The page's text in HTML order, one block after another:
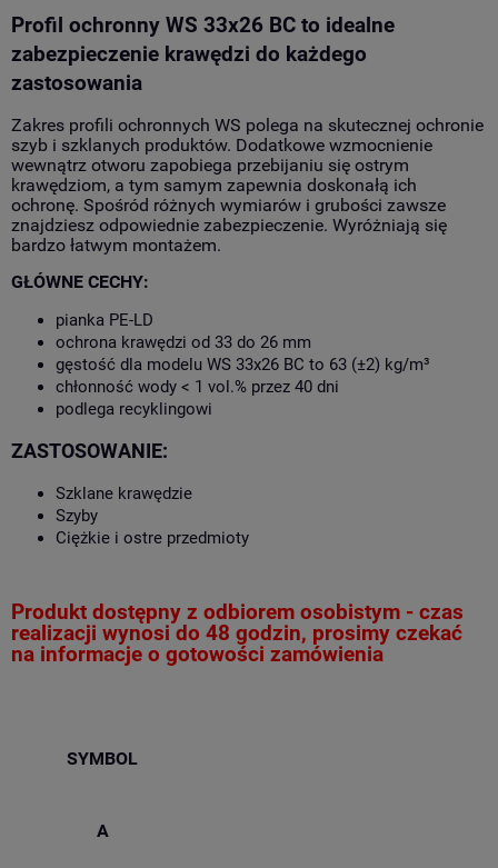
Profil ochronny WS 33x26 BC to idealne
zabezpieczenie krawędzi do każdego
zastosowania
Zakres profili ochronnych WS polega na skutecznej ochronie
szyb i szklanych produktów. Dodatkowe wzmocnienie
wewnątrz otworu zapobiega przebijaniu się ostrym
krawędziom, a tym samym zapewnia doskonałą ich
ochronę. Spośród różnych wymiarów i grubości zawsze
znajdziesz odpowiednie zabezpieczenie. Wyróżniają się
bardzo łatwym montażem.
GŁÓWNE CECHY:
pianka PE-LD
ochrona krawędzi od 33 do 26 mm
gęstość dla modelu WS 33x26 BC to 63 (±2) kg/m³
chłonność wody < 1 vol.% przez 40 dni
podlega recyklingowi
ZASTOSOWANIE:
Szklane krawędzie
Szyby
Ciężkie i ostre przedmioty
Produkt dostępny z odbiorem osobistym - czas
realizacji wynosi do 48 godzin, prosimy czekać
na informacje o gotowości zamówienia
SYMBOL
A